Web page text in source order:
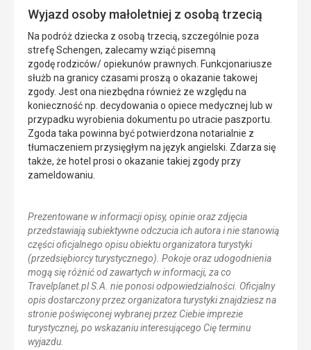
Wyjazd osoby małoletniej z osobą trzecią
Na podróż dziecka z osobą trzecią, szczególnie poza
strefę Schengen, zalecamy wziąć pisemną
zgodę rodziców/ opiekunów prawnych. Funkcjonariusze
służb na granicy czasami proszą o okazanie takowej
zgody. Jest ona niezbędna również ze względu na
konieczność np. decydowania o opiece medycznej lub w
przypadku wyrobienia dokumentu po utracie paszportu.
Zgoda taka powinna być potwierdzona notarialnie z
tłumaczeniem przysięgłym na język angielski. Zdarza się
także, że hotel prosi o okazanie takiej zgody przy
zameldowaniu.
Prezentowane w informacji opisy, opinie oraz zdjęcia
przedstawiają subiektywne odczucia ich autora i nie stanowią
części oficjalnego opisu obiektu organizatora turystyki
(przedsiębiorcy turystycznego). Pokoje oraz udogodnienia
mogą się różnić od zawartych w informacji, za co
Travelplanet.pl S.A. nie ponosi odpowiedzialności. Oficjalny
opis dostarczony przez organizatora turystyki znajdziesz na
stronie poświęconej wybranej przez Ciebie imprezie
turystycznej, po wskazaniu interesującego Cię terminu
wyjazdu.